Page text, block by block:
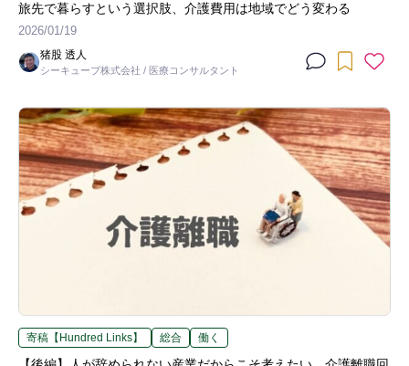
旅先で暮らすという選択肢、介護費用は地域でどう変わる
2026/01/19
猪股 透人
シーキューブ株式会社 / 医療コンサルタント
寄稿【Hundred Links】 総合 働く